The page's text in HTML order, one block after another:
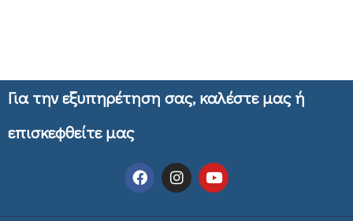
Για την εξυπηρέτηση σας, καλέστε μας ή
επισκεφθείτε μας